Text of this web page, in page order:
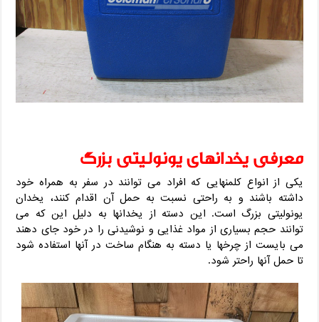
معرفی یخدانهای یونولیتی بزرگ
یکی از انواع کلمنهایی که افراد می توانند در سفر به همراه خود
داشته باشند و به راحتی نسبت به حمل آن اقدام کنند، یخدان
یونولیتی بزرگ است. این دسته از یخدانها به دلیل این که می
توانند حجم بسیاری از مواد غذایی و نوشیدنی را در خود جای دهند
می بایست از چرخها یا دسته به هنگام ساخت در آنها استفاده شود
تا حمل آنها راحتر شود.